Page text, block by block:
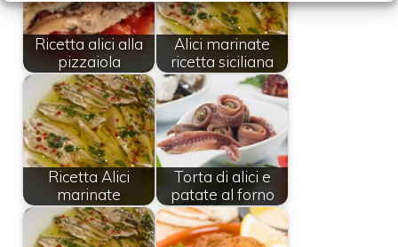
Ricetta alici alla
pizzaiola
Alici marinate
ricetta siciliana
Ricetta Alici
marinate
Torta di alici e
patate al forno